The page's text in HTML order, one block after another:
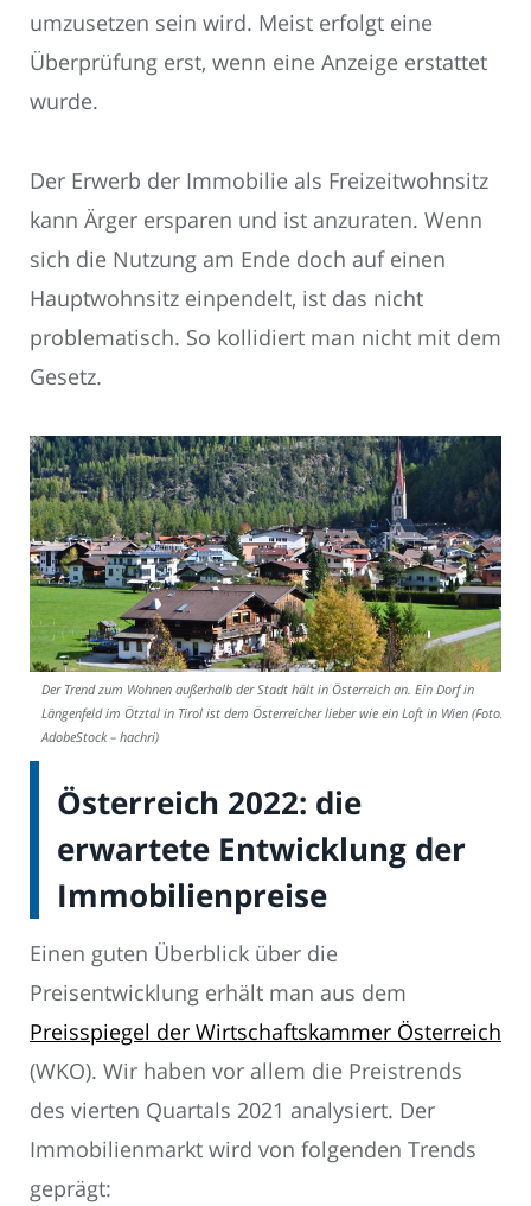
umzusetzen sein wird. Meist erfolgt eine
Überprüfung erst, wenn eine Anzeige erstattet
wurde.
Der Erwerb der Immobilie als Freizeitwohnsitz
kann Ärger ersparen und ist anzuraten. Wenn
sich die Nutzung am Ende doch auf einen
Hauptwohnsitz einpendelt, ist das nicht
problematisch. So kollidiert man nicht mit dem
Gesetz.
Der Trend zum Wohnen außerhalb der Stadt hält in Österreich an. Ein Dorf in
Längenfeld im Ötztal in Tirol ist dem Österreicher lieber wie ein Loft in Wien (Foto:
AdobeStock – hachri)
Österreich 2022: die
erwartete Entwicklung der
Immobilienpreise
Einen guten Überblick über die
Preisentwicklung erhält man aus dem
Preisspiegel der Wirtschaftskammer Österreich
(WKO). Wir haben vor allem die Preistrends
des vierten Quartals 2021 analysiert. Der
Immobilienmarkt wird von folgenden Trends
geprägt: